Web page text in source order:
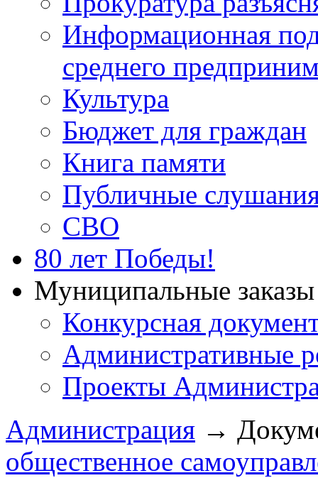
Информационная
среднего
Культура
Бюджет для граждан
Книга памяти
Публичные
СВО
80 лет Победы!
Муниципальные
Конкурсная
Административные
Проекты
Администрация →
общественное